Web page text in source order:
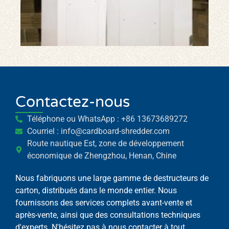
Contactez-nous
Téléphone ou WhatsApp : +86 13673689272
Courriel : info@cardboard-shredder.com
Route nautique Est, zone de développement
économique de Zhengzhou, Henan, Chine
Nous fabriquons une large gamme de destructeurs de
carton, distribués dans le monde entier. Nous
fournissons des services complets avant-vente et
après-vente, ainsi que des consultations techniques
Wechat